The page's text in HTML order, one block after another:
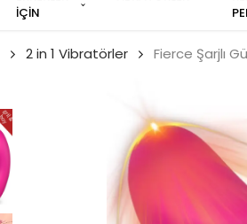
İÇİN
2 in 1 Vibratörler Fierce Şarjlı